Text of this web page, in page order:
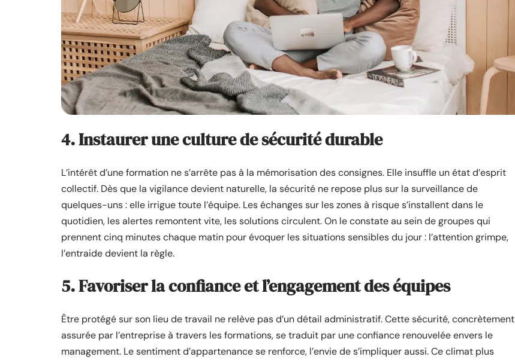
4. Instaurer une culture de sécurité durable
L’intérêt d’une formation ne s’arrête pas à la mémorisation des consignes. Elle insuffle un état d’esprit
collectif. Dès que la vigilance devient naturelle, la sécurité ne repose plus sur la surveillance de
quelques-uns : elle irrigue toute l’équipe. Les échanges sur les zones à risque s’installent dans le
quotidien, les alertes remontent vite, les solutions circulent. On le constate au sein de groupes qui
prennent cinq minutes chaque matin pour évoquer les situations sensibles du jour : l’attention grimpe,
l’entraide devient la règle.
5. Favoriser la confiance et l’engagement des équipes
Être protégé sur son lieu de travail ne relève pas d’un détail administratif. Cette sécurité, concrètement
assurée par l’entreprise à travers les formations, se traduit par une confiance renouvelée envers le
management. Le sentiment d’appartenance se renforce, l’envie de s’impliquer aussi. Ce climat plus